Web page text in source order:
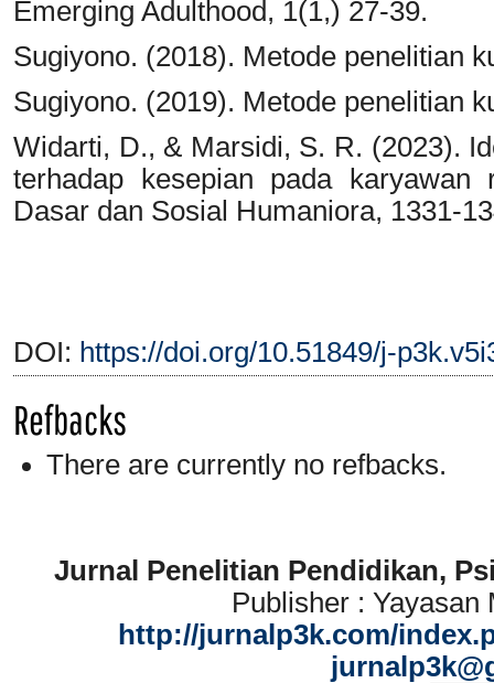
Emerging Adulthood, 1(1,) 27-39.
Sugiyono. (2018). Metode penelitian
Sugiyono. (2019). Metode penelitian
Widarti, D., & Marsidi, S. R. (2023).
terhadap kesepian pada
Dasar dan Sosial Humaniora, 1331-
DOI: https://doi.org/10.51849/j-
Refbacks
There are currently no refbacks.
Jurnal Penelitian Pendidikan,
Publisher : Yayasan
http://jurnalp3k.com/